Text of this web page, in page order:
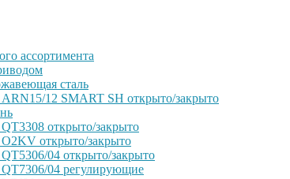
ассортимента
сталь
12 SMART SH открыто/закрыто
открыто/закрыто
открыто/закрыто
04 открыто/закрыто
04 регулирующие